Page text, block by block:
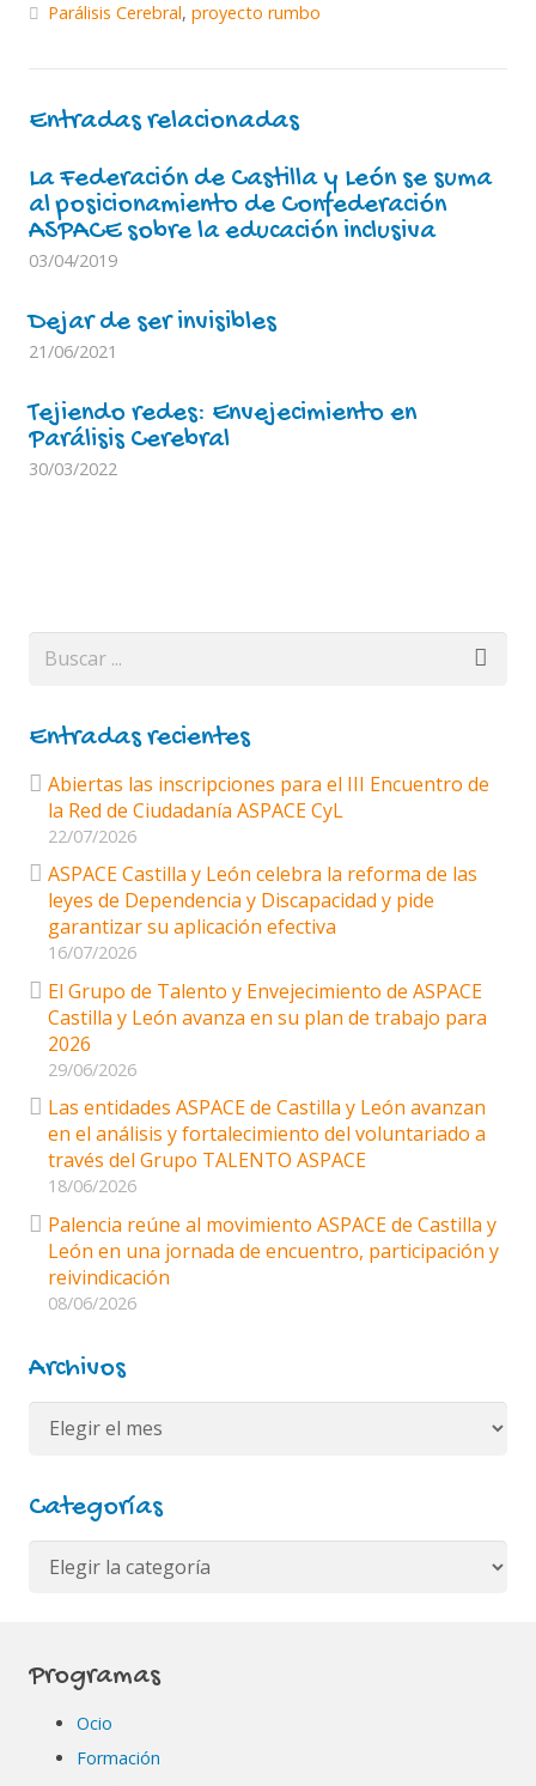
Parálisis Cerebral,proyecto rumbo
Entradas relacionadas
La Federación de Castilla y León se suma
al posicionamiento de Confederación
ASPACE sobre la educación inclusiva
03/04/2019
Dejar de ser invisibles
21/06/2021
Tejiendo redes: Envejecimiento en
Parálisis Cerebral
30/03/2022
Entradas recientes
Abiertas las inscripciones para el III Encuentro de
la Red de Ciudadanía ASPACE CyL
22/07/2026
ASPACE Castilla y León celebra la reforma de las
leyes de Dependencia y Discapacidad y pide
garantizar su aplicación efectiva
16/07/2026
El Grupo de Talento y Envejecimiento de ASPACE
Castilla y León avanza en su plan de trabajo para
2026
29/06/2026
Las entidades ASPACE de Castilla y León avanzan
en el análisis y fortalecimiento del voluntariado a
través del Grupo TALENTO ASPACE
18/06/2026
Palencia reúne al movimiento ASPACE de Castilla y
León en una jornada de encuentro, participación y
reivindicación
08/06/2026
Archivos
Archivos
Categorías
Categorías
Programas
Ocio
Formación